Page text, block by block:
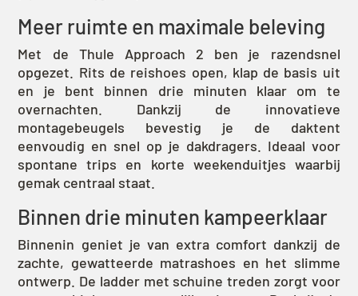
Meer ruimte en maximale beleving
Met de Thule Approach 2 ben je razendsnel
opgezet. Rits de reishoes open, klap de basis uit
en je bent binnen drie minuten klaar om te
overnachten. Dankzij de innovatieve
montagebeugels bevestig je de daktent
eenvoudig en snel op je dakdragers. Ideaal voor
spontane trips en korte weekenduitjes waarbij
gemak centraal staat.
Binnen drie minuten kampeerklaar
Binnenin geniet je van extra comfort dankzij de
zachte, gewatteerde matrashoes en het slimme
ontwerp. De ladder met schuine treden zorgt voor